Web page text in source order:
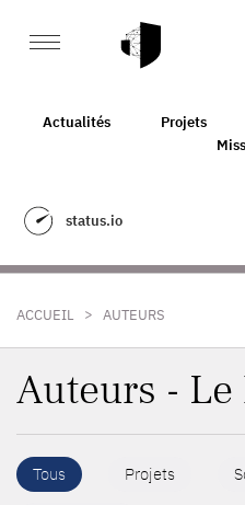
Actualités Projets
status.io
ACCUEIL > AUTEURS
Auteurs -
Tous Projets